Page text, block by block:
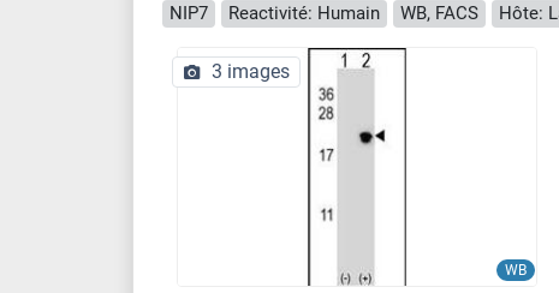
NIP7 Reactivité: Humain WB, FACS Hôte:
WB
3 images